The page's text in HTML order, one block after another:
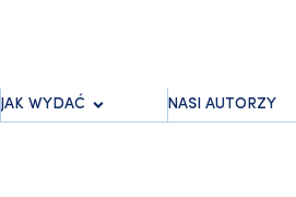
JAK WYDAĆ NASI AUTORZY